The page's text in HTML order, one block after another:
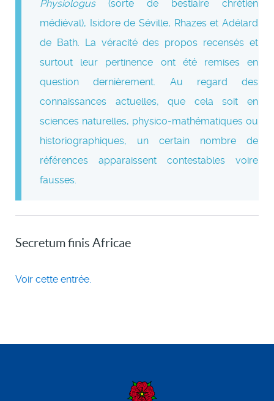
Physiologus(sorte de bestiaire chrétien
médiéval), Isidore de Séville, Rhazes et Adélard
de Bath. La véracité des propos recensés et
surtout leur pertinence ont été remises en
question dernièrement. Au regard des
connaissances actuelles, que cela soit en
sciences naturelles, physico-mathématiques ou
historiographiques, un certain nombre de
références apparaissent contestables voire
fausses.
Secretum finis Africae
Voir cette entrée.